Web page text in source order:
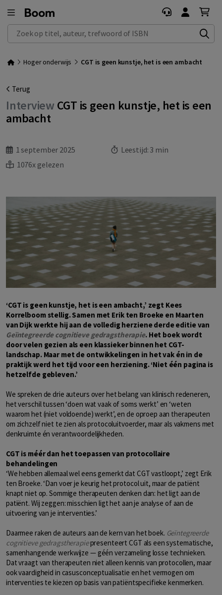
Zoek op titel, auteur, trefwoord of ISBN
Hoger onderwijs CGT is geen kunstje, het is een ambacht
Terug
Interview CGT is geen kunstje, het is een
ambacht
1 september 2025 Leestijd: 3 min
1076x gelezen
‘CGT is geen kunstje, het is een ambacht,’ zegt Kees
Korrelboom stellig. Samen met Erik ten Broeke en Maarten
van Dijk werkte hij aan de volledig herziene derde editie van
Geïntegreerde cognitieve gedragstherapie. Het boek wordt
door velen gezien als een klassieker binnen het CGT-
landschap. Maar met de ontwikkelingen in het vak én in de
praktijk werd het tijd voor een herziening. ‘Niet één pagina is
hetzelfde gebleven.’
We spreken de drie auteurs over het belang van klinisch redeneren,
het verschil tussen ‘doen wat vaak of soms werkt’ en ‘weten
waarom het (niet voldoende) werkt’, en de oproep aan therapeuten
om zichzelf niet te zien als protocoluitvoerder, maar als vakmens met
denkruimte én verantwoordelijkheden.
CGT is méér dan het toepassen van protocollaire
behandelingen
‘We hebben allemaal wel eens gemerkt dat CGT vastloopt,’ zegt Erik
ten Broeke. ‘Dan voer je keurig het protocol uit, maar de patiënt
knapt niet op. Sommige therapeuten denken dan: het ligt aan de
patiënt. Wij zeggen: misschien ligt het aan je analyse of aan de
uitvoering van je interventies.’
Daarmee raken de auteurs aan de kern van het boek. Geïntegreerde
cognitieve gedragstherapiepresenteert CGT als een systematische,
samenhangende werkwijze — géén verzameling losse technieken.
Dat vraagt van therapeuten niet alleen kennis van protocollen, maar
ook vaardigheid in casusconceptualisatie en het vermogen om
interventies te kiezen op basis van patiëntspecifieke kenmerken.